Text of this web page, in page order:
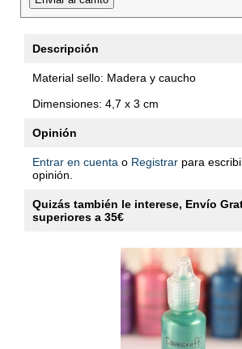
Descripción
Material sello: Madera y caucho
Dimensiones: 4,7 x 3 cm
Opinión
Entrar en cuenta o Registrar para
opinión.
Quizás también le interese, Envío
superiores a 35€